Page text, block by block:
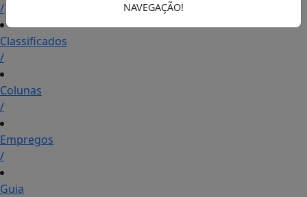
/
Classificados
/
Colunas
/
Empregos
/
Guia
NAVEGAÇÃO!